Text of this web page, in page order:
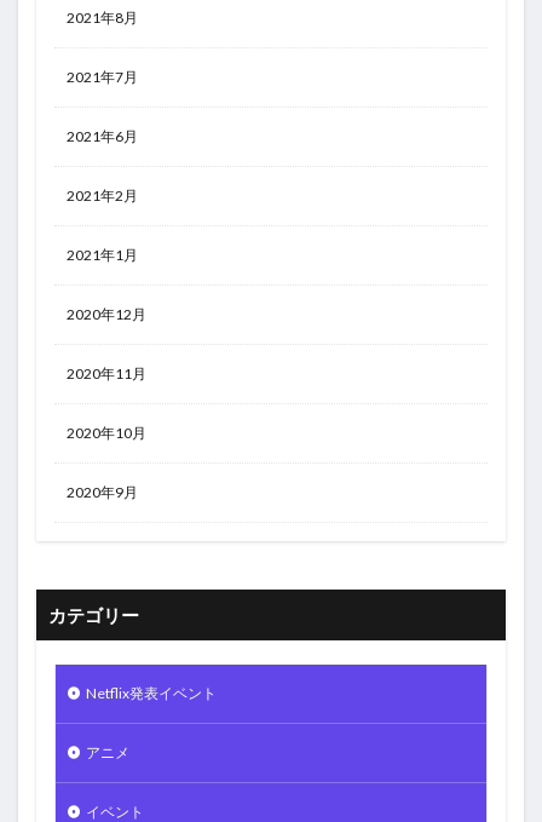
2021年8月
2021年7月
2021年6月
2021年2月
2021年1月
2020年12月
2020年11月
2020年10月
2020年9月
カテゴリー
Netflix発表イベント
アニメ
イベント